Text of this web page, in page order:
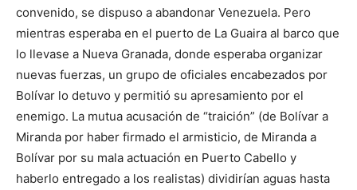
convenido, se dispuso a abandonar Venezuela. Pero
mientras esperaba en el puerto de La Guaira al barco que
lo llevase a Nueva Granada, donde esperaba organizar
nuevas fuerzas, un grupo de oficiales encabezados por
Bolívar lo detuvo y permitió su apresamiento por el
enemigo. La mutua acusación de “traición” (de Bolívar a
Miranda por haber firmado el armisticio, de Miranda a
Bolívar por su mala actuación en Puerto Cabello y
haberlo entregado a los realistas) dividirían aguas hasta